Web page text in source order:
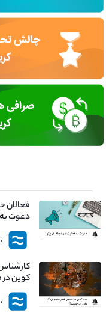
فعالان
دعوت به
کوین
چیست؟